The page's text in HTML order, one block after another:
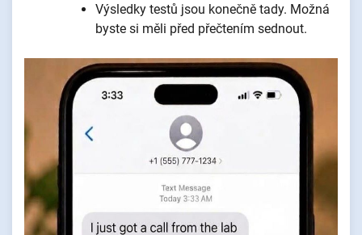
Výsledky testů jsou konečně tady. Možná
byste si měli před přečtením sednout.